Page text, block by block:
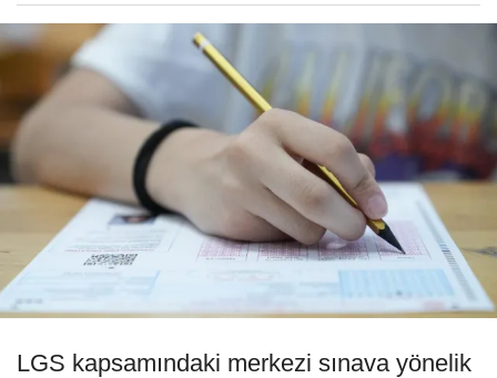
LGS kapsamındaki merkezi sınava yönelik